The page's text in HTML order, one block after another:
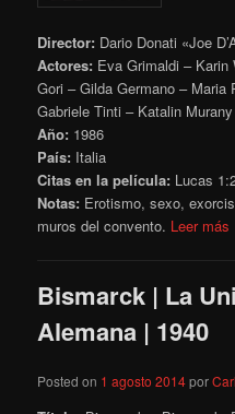
Director: Dario Donati «Joe
Actores: Eva Grimaldi – Karin
Gori – Gilda Germano –
Gabriele Tinti – Katalin
Año: 1986
País: Italia
Citas en la película: Lucas
Notas: Erotismo, sexo,
muros del convento. Leer
Bismarck | La
Alemana | 1940
Posted on 1 agosto 2014por